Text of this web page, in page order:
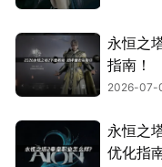
永恒之
指南！
2026-07-
永恒之
优化指